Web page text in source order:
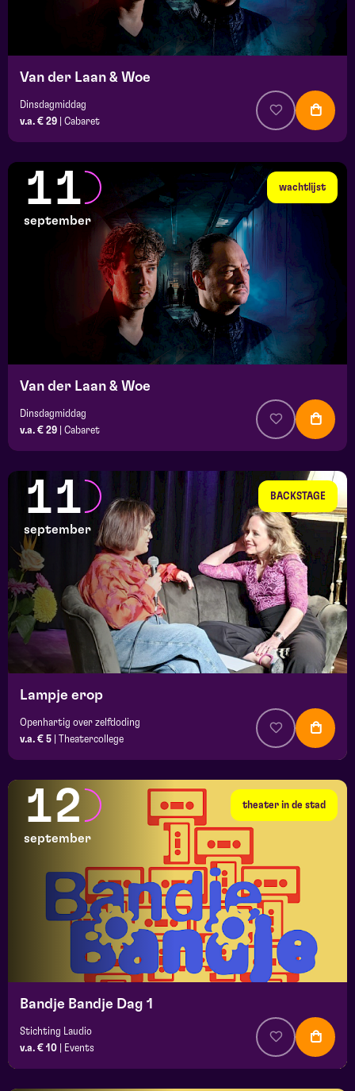
Van der Laan & Woe
Dinsdagmiddag
v.a. € 29
Cabaret
wachtlijst
11
september
Van der Laan & Woe
Dinsdagmiddag
v.a. € 29
Cabaret
BACKSTAGE
11
september
Lampje erop
Openhartig over zelfdoding
v.a. € 5
Theatercollege
theater in de stad
12
september
Bandje Bandje Dag 1
Stichting Laudio
v.a. € 10
Events